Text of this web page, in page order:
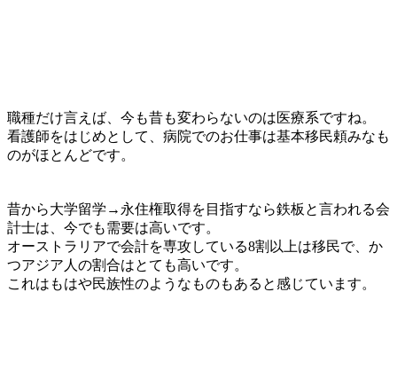
職種だけ言えば、今も昔も変わらないのは医療系ですね。
看護師をはじめとして、病院でのお仕事は基本移民頼みなも
のがほとんどです。
昔から大学留学→永住権取得を目指すなら鉄板と言われる会
計士は、今でも需要は高いです。
オーストラリアで会計を専攻している8割以上は移民で、か
つアジア人の割合はとても高いです。
これはもはや民族性のようなものもあると感じています。